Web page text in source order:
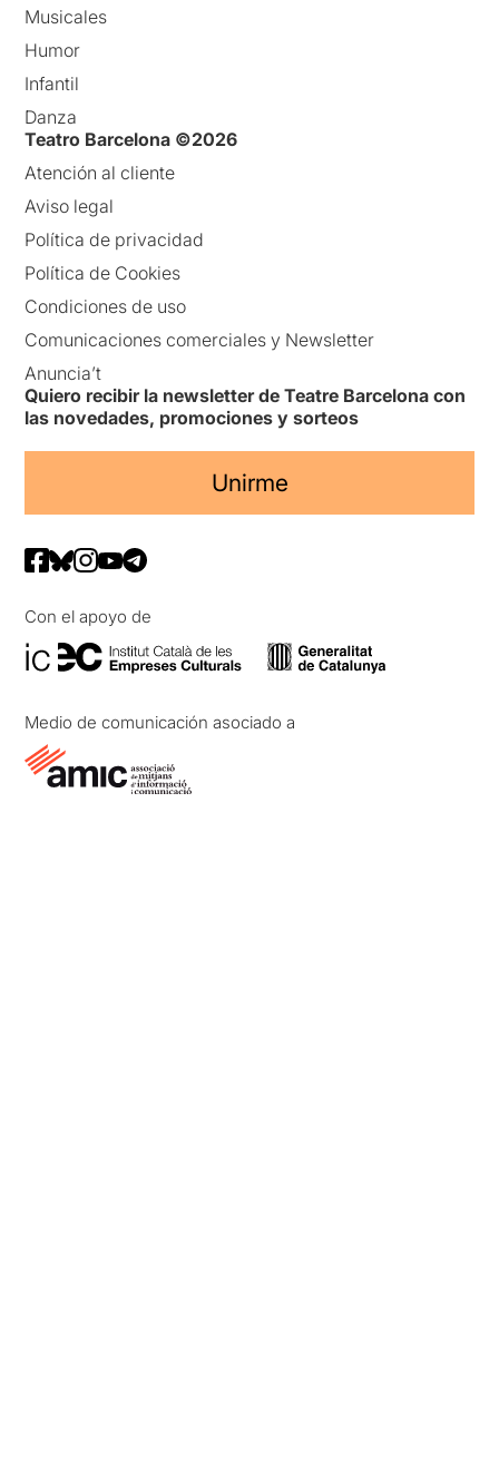
Musicales
Humor
Infantil
Danza
Teatro Barcelona ©2026
Atención al cliente
Aviso legal
Política de privacidad
Política de Cookies
Condiciones de uso
Comunicaciones comerciales y Newsletter
Anuncia’t
Quiero recibir la newsletter de Teatre Barcelona con
las novedades, promociones y sorteos
Unirme
Con el apoyo de
Medio de comunicación asociado a